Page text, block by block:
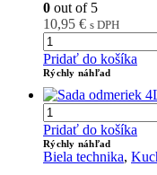
0 out of 5
10,95 € s DPH
Pridať do košíka
Rýchly náhľad
Pridať do košíka
Rýchly náhľad
Biela technika,